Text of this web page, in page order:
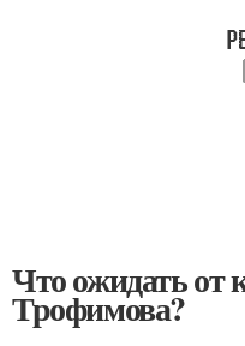
Что ожидать от
Трофимова?